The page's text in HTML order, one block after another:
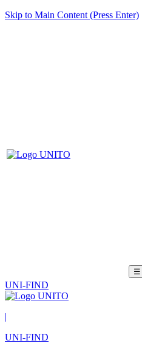
Skip to Main Content (Press Enter)
☰
UNI-FIND
|
UNI-FIND